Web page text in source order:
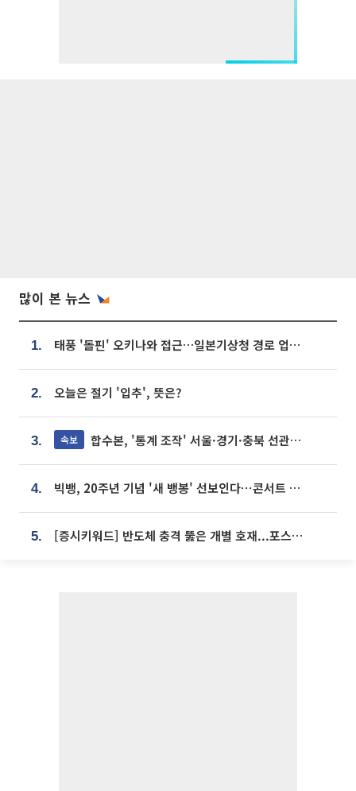
많이 본 뉴스
1. 태풍 '돌핀' 오키나와 접근…일본기상청 경로 업데이트
2. 오늘은 절기 '입추', 뜻은?
3. 속보 합수본, '통계 조작' 서울·경기·충북 선관위 등 추가 압수수색
4. 빅뱅, 20주년 기념 '새 뱅봉' 선보인다⋯콘서트 앞두고 팝업 개최
5. [증시키워드] 반도체 충격 뚫은 개별 호재...포스코퓨처엠·에코프로·한화솔루션 '눈길'